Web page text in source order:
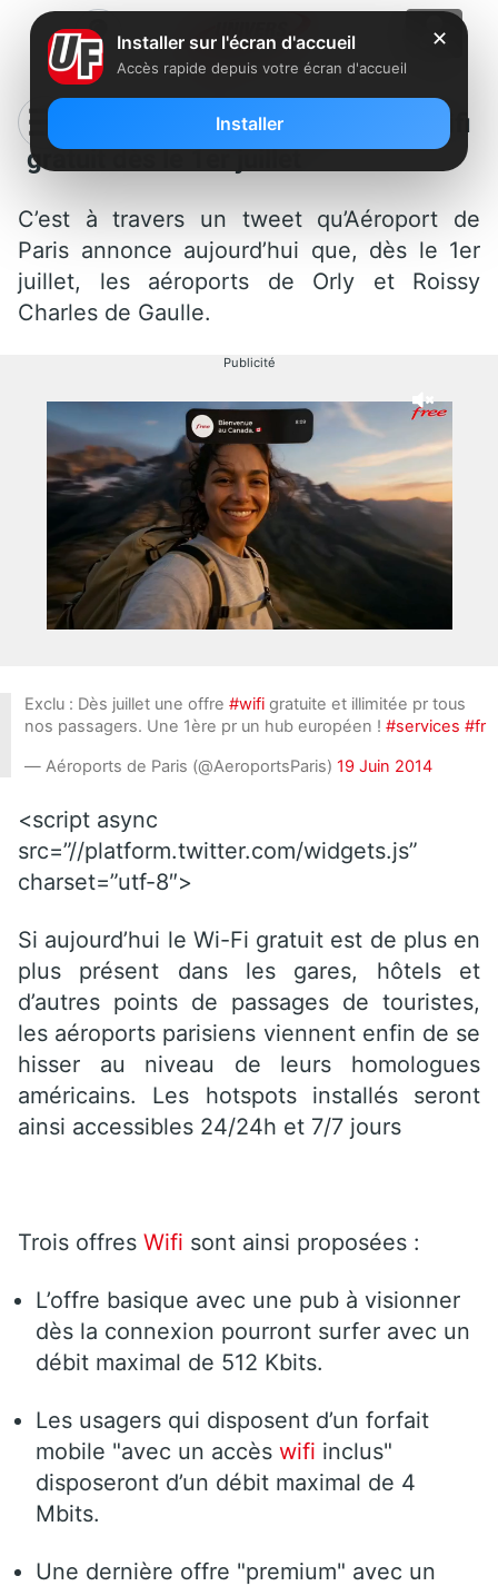
Aeroport de Paris annonce le Wifi
gratuit dès le 1er juillet
C’est à travers un tweet qu’Aéroport de
Paris annonce aujourd’hui que, dès le 1er
juillet, les aéroports de Orly et Roissy
Charles de Gaulle.
Publicité
Exclu : Dès juillet une offre #wifi gratuite et illimitée pr tous
nos passagers. Une 1ère pr un hub européen ! #services #fr
— Aéroports de Paris (@AeroportsParis) 19 Juin 2014
<script async
src=”//platform.twitter.com/widgets.js”
charset=”utf-8″>
Si aujourd’hui le Wi-Fi gratuit est de plus en
plus présent dans les gares, hôtels et
d’autres points de passages de touristes,
les aéroports parisiens viennent enfin de se
hisser au niveau de leurs homologues
américains. Les hotspots installés seront
ainsi accessibles 24/24h et 7/7 jours
Trois offres Wifi sont ainsi proposées :
L’offre basique avec une pub à visionner
dès la connexion pourront surfer avec un
débit maximal de 512 Kbits.
Les usagers qui disposent d’un forfait
mobile "avec un accès wifi inclus"
disposeront d’un débit maximal de 4
Mbits.
Une dernière offre "premium" avec un
✕
Installer sur l'écran d'accueil
Accès rapide depuis votre écran d'accueil
Installer